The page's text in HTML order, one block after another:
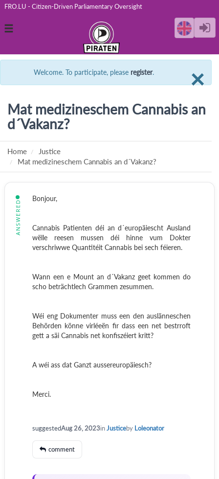
FRO.LU - Citizen-Driven Parliamentary Oversight
Toggle
×
Welcome. To participate, please register.
Mat medizineschem Cannabis an
d´Vakanz?
Home
Justice
Mat medizineschem Cannabis an d´Vakanz?
ANSWERED
Bonjour,
Cannabis Patienten déi an d´europäiescht Ausland
wëlle reesen mussen déi hinne vum Dokter
verschriwwe Quantitéit Cannabis bei sech féieren.
Wann een e Mount an d´Vakanz geet kommen do
scho beträchtlech Grammen zesummen.
Wéi eng Dokumenter muss een den auslänneschen
Behörden könne virléeën fir dass een net bestrroft
gett a säi Cannabis net konfiszéiert kritt?
A wéi ass dat Ganzt aussereuropäiesch?
Merci.
suggestedAug 26, 2023inJusticeby Loleonator
comment